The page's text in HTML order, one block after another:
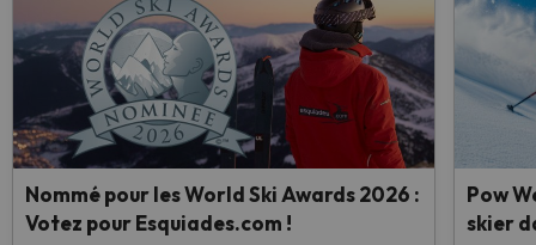
Nommé pour les World Ski Awards 2026 :
Votez pour Esquiades.com !
Pow
skier